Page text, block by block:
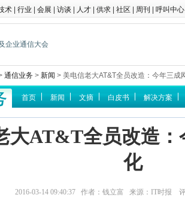
术 行业 会展 访谈 人才 供求 社区 周刊 呼叫中心
通信业务 > 新闻 > 美电信老大AT&T全员改造：今年三成
首页 新闻 文摘 白皮书 解决方案
大AT&T全员改造：
化
2016-03-14 09:40:37 作者：钱立富 来源：IT时报